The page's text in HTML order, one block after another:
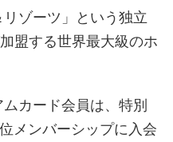
リゾーツ」という独立
盟する世界最大級のホ
カード会員は、特別
メンバーシップに入会